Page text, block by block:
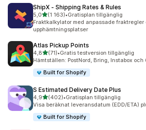
ShipX ‑ Shipping Rates & Rules
5,0av 5 stjärnor
(1 163)
1163 recensioner totalt
•Gratisplan tillgänglig
Fraktkalkylator med anpassade fraktregler
upphämtningsplatser
Atlas Pickup Points
4,8av 5 stjärnor
(71)
71 recensioner totalt
•Gratis testversion tillgänglig
Hämtställen: PostNord, Bring, Instabox
Built for Shopify
S Estimated Delivery Date Plus
4,9av 5 stjärnor
(402)
402 recensioner totalt
•Gratisplan tillgänglig
Visa beräknat leveransdatum (EDD/ETA)
Built for Shopify